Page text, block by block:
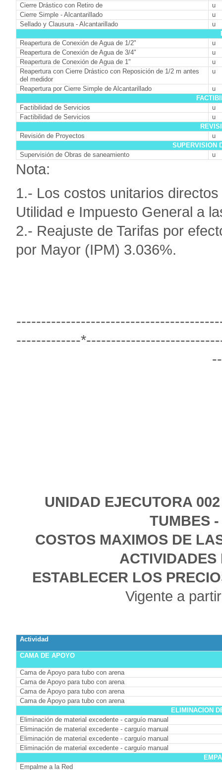
Cierre Drástico con Retiro de
u
Cierre Simple - Alcantarillado
u
Sellado y Clausura - Alcantarillado
u
Reapertura de Conexión de Agua de 1/2"
u
Reapertura de Conexión de Agua de 3/4"
u
Reapertura de Conexión de Agua de 1"
u
Reapertura con Cierre Drástico con Reposición de 1/2 m antes
del medidor
u
Reapertura por Cierre Simple de Alcantarillado
u
Factibilidad de Servicios
u
Factibilidad de Servicios
u
Revisión de Proyectos
u
SUPERVISION
Supervisión de Obras de saneamiento
u
Nota:
1.- Los costos unitarios
Utilidad e Impuesto General a
2.- Reajuste de Tarifas por
por Mayor (IPM) 3.036%.
-------------
UNIDAD EJECUTORA
TUMBES
COSTOS MAXIMOS DE
ACTIVIDADES
ESTABLECER LOS
Vigente a
Actividad
CAMA DE APOYO
Cama de Apoyo para tubo con arena
Cama de Apoyo para tubo con arena
Cama de Apoyo para tubo con arena
Cama de Apoyo para tubo con arena
ELIMINACION
Eliminación de material excedente - carguío manual
Eliminación de material excedente - carguío manual
Eliminación de material excedente - carguío manual
Eliminación de material excedente - carguío manual
Empalme a la Red